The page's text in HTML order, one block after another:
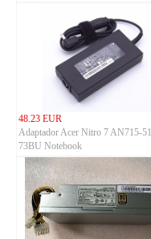
48.23 EUR
Adaptador Acer Nitro 7 AN715-
73BU Notebook